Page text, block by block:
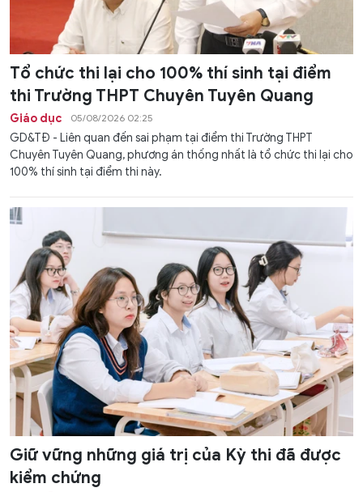
Tổ chức thi lại cho 100% thí sinh tại điểm
thi Trường THPT Chuyên Tuyên Quang
Giáo dục 05/08/2026 02:25
GD&TĐ - Liên quan đến sai phạm tại điểm thi Trường THPT
Chuyên Tuyên Quang, phương án thống nhất là tổ chức thi lại cho
100% thí sinh tại điểm thi này.
Giữ vững những giá trị của Kỳ thi đã được
kiểm chứng